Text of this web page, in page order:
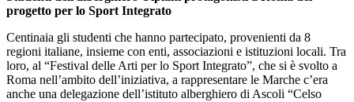
progetto per lo Sport Integrato
Centinaia gli studenti che hanno partecipato, provenienti da 8
regioni italiane, insieme con enti, associazioni e istituzioni locali. Tra
loro, al “Festival delle Arti per lo Sport Integrato”, che si è svolto a
Roma nell’ambito dell’iniziativa, a rappresentare le Marche c’era
anche una delegazione dell’istituto alberghiero di Ascoli “Celso